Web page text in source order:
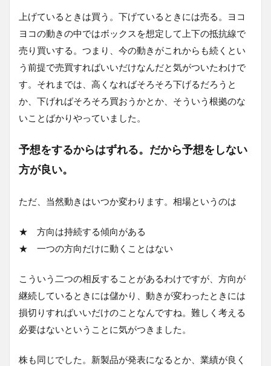
上げているときは買う。下げているときには売る。ヨコ
ヨコの動きの中ではボックスを想定して上下の抵抗線で
売り買いする。つまり、今の動きがこれからも続くとい
う前提で売買すればいいだけなんだと気がついたわけで
す。それまでは、高くなればそろそろ下げるだろうと
か、下げればそろそろ買おうかとか、そういう根拠のな
いことばかりやっていました。
予想をするからはずれる。だから予想をしない
方が良い。
ただ、当然動きはいつか変わります。相場というのは
★ 方向は持続する傾向がある
★ 一つの方向だけに動くことはない
こういう二つの相反することがあるわけですが、方向が
継続しているときには儲かり、動きが変わったときには
損切りすればいいだけのことなんですね。難しく考える
必要はないということに気がつきました。
株も同じでした。新製品が発表になるとか、業績が良く